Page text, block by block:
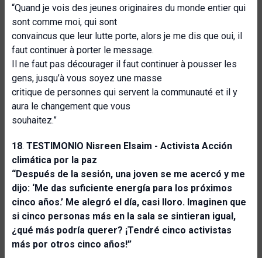
“Quand je vois des jeunes originaires du monde entier qui
sont comme moi, qui sont
convaincus que leur lutte porte, alors je me dis que oui, il
faut continuer à porter le message.
Il ne faut pas décourager il faut continuer à pousser les
gens, jusqu’à vous soyez une masse
critique de personnes qui servent la communauté et il y
aura le changement que vous
souhaitez.”
18. TESTIMONIO Nisreen Elsaim - Activista Acción
climática por la paz
“Después de la sesión, una joven se me acercó y me
dijo: ‘Me das suficiente energía para los próximos
cinco años.’ Me alegró el día, casi lloro. Imaginen que
si cinco personas más en la sala se sintieran igual,
¿qué más podría querer? ¡Tendré cinco activistas
más por otros cinco años!”